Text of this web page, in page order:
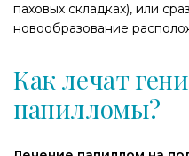
паховых складках), или
новообразование
Как лечат
папилломы?